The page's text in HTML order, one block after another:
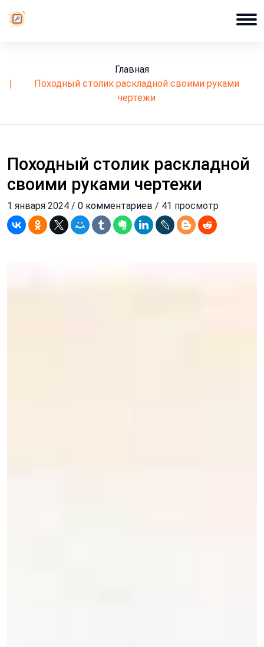
Главная
походный столик раскладной своими руками
чертежи
Походный столик раскладной
своими руками чертежи
1 января 2024 / 0 комментариев / 41 просмотр